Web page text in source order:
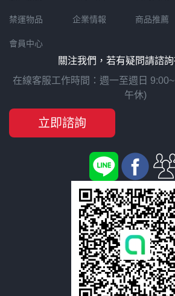
禁運物品
會員中心
企業情報 商品推薦
關注我們，若有疑問請諮
在線客服工作時間：週一至週日
午休)
立即諮詢